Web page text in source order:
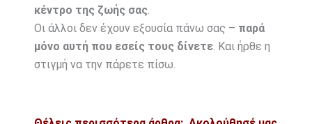
κέντρο της ζωής σας.
Οι άλλοι δεν έχουν εξουσία πάνω σας – παρά
μόνο αυτή που εσείς τους δίνετε. Και ήρθε η
στιγμή να την πάρετε πίσω.